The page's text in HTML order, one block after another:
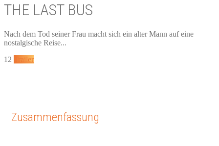
THE LAST BUS
Nach dem Tod seiner Frau macht sich ein alter Mann auf eine
nostalgische Reise...
12
Trailer
Zusammenfassung